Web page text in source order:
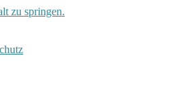
zu springen.